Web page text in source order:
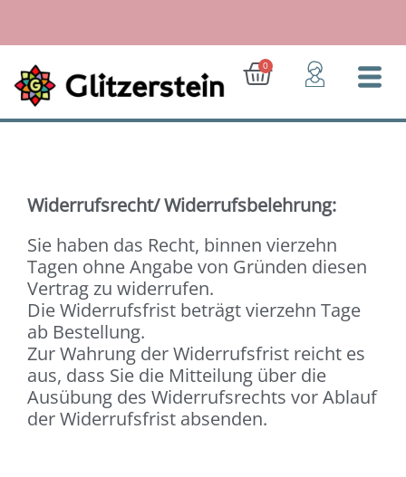
springen
Ab 50 Euro: Gratis-
0
Warenkorb
Widerrufsrecht/ Widerrufsbelehrung:
Sie haben das Recht, binnen vierzehn
Tagen ohne Angabe von Gründen diesen
Vertrag zu widerrufen.
Die Widerrufsfrist beträgt vierzehn Tage
ab Bestellung.
Zur Wahrung der Widerrufsfrist reicht es
aus, dass Sie die Mitteilung über die
Ausübung des Widerrufsrechts vor Ablauf
der Widerrufsfrist absenden.